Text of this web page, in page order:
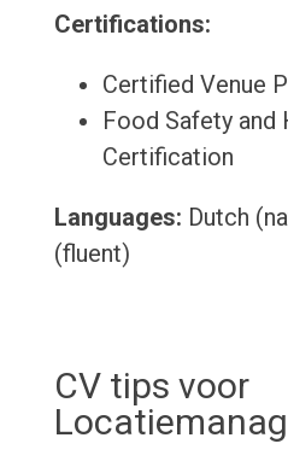
Certifications:
Certified Venue
Food Safety and
Certification
Languages: Dutch
(fluent)
CV tips voor